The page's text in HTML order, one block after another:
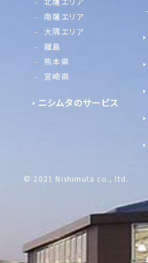
南薩エリア
大隅エリア
離島
熊本県
宮崎県
ニシムタのサービス
© 2021 Nishimuta co., ltd.